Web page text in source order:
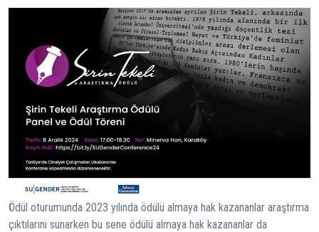
Ödül oturumunda 2023 yılında ödülü almaya hak kazananlar araştırma
çıktılarını sunarken bu sene ödülü almaya hak kazananlar da